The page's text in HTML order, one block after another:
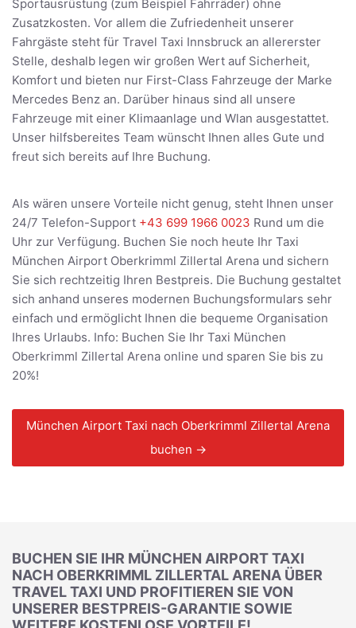
Sportausrüstung (zum Beispiel Fahrräder) ohne
Zusatzkosten. Vor allem die Zufriedenheit unserer
Fahrgäste steht für Travel Taxi Innsbruck an allererster
Stelle, deshalb legen wir großen Wert auf Sicherheit,
Komfort und bieten nur First-Class Fahrzeuge der Marke
Mercedes Benz an. Darüber hinaus sind all unsere
Fahrzeuge mit einer Klimaanlage und Wlan ausgestattet.
Unser hilfsbereites Team wünscht Ihnen alles Gute und
freut sich bereits auf Ihre Buchung.
Als wären unsere Vorteile nicht genug, steht Ihnen unser
24/7 Telefon-Support +43 699 1966 0023 Rund um die
Uhr zur Verfügung. Buchen Sie noch heute Ihr Taxi
München Airport Oberkrimml Zillertal Arena und sichern
Sie sich rechtzeitig Ihren Bestpreis. Die Buchung gestaltet
sich anhand unseres modernen Buchungsformulars sehr
einfach und ermöglicht Ihnen die bequeme Organisation
Ihres Urlaubs. Info: Buchen Sie Ihr Taxi München
Oberkrimml Zillertal Arena online und sparen Sie bis zu
20%!
München Airport Taxi nach Oberkrimml Zillertal Arena
buchen →
BUCHEN SIE IHR MÜNCHEN AIRPORT TAXI
NACH OBERKRIMML ZILLERTAL ARENA ÜBER
TRAVEL TAXI UND PROFITIEREN SIE VON
UNSERER BESTPREIS-GARANTIE SOWIE